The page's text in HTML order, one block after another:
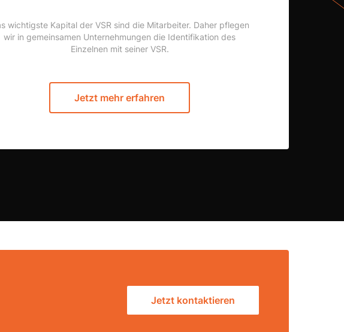
wichtigste Kapital der VSR sind die Mitarbeiter. Daher pflegen
wir in gemeinsamen Unternehmungen die Identifikation des
Einzelnen mit seiner VSR.
Jetzt mehr erfahren
Jetzt kontaktieren